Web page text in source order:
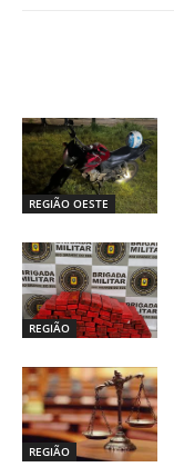
REGIÃO OESTE
REGIÃO
REGIÃO